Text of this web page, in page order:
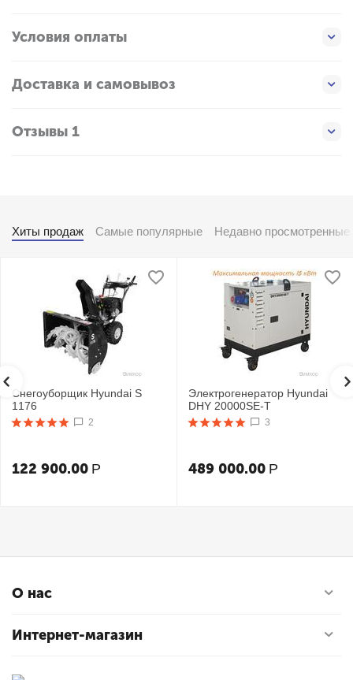
Условия оплаты
Доставка и самовывоз
Отзывы 1
Хиты продаж Самые популярные Недавно просмотренные
Снегоуборщик Hyundai S
1176
2
122 900.00 Р
Электрогенератор Hyundai
DHY 20000SE-T
3
489 000.00 Р
О нас
Интернет-магазин